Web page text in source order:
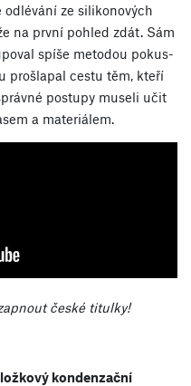
ze silikonových
na první pohled zdát. Sám
spíše metodou pokus-
prošlapal cestu těm, kteří
postupy museli učit
a materiálem.
české titulky!
kondenzační